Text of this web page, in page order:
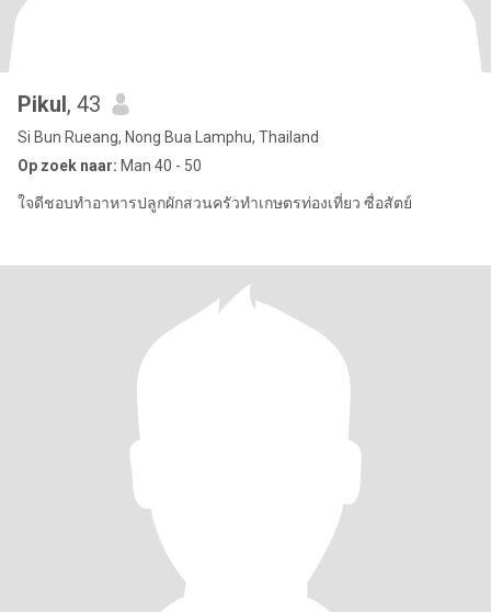
Pikul, 43
Si Bun Rueang, Nong Bua Lamphu, Thailand
Op zoek naar: Man 40 - 50
ใจดีชอบทำอาหารปลูกผักสวนครัวทำเกษตรท่องเที่ยว ซื่อสัตย์